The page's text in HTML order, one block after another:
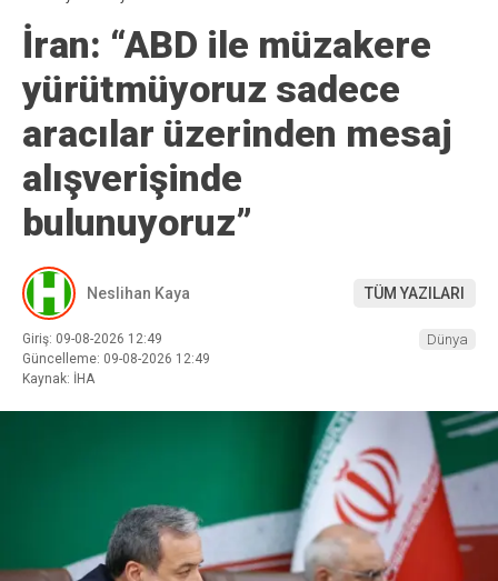
İran: “ABD ile müzakere
yürütmüyoruz sadece
aracılar üzerinden mesaj
alışverişinde
bulunuyoruz”
Neslihan Kaya TÜM YAZILARI
Giriş: 09-08-2026 12:49
Güncelleme: 09-08-2026 12:49
Kaynak: İHA
Dünya